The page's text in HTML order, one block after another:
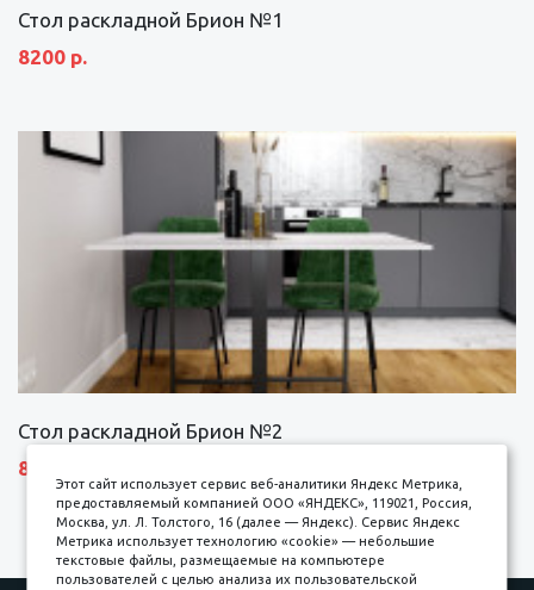
Стол раскладной Брион №1
8200 р.
Стол раскладной Брион №2
8690 р.
Этот сайт использует сервис веб-аналитики Яндекс Метрика,
предоставляемый компанией ООО «ЯНДЕКС», 119021, Россия,
Москва, ул. Л. Толстого, 16 (далее — Яндекс). Сервис Яндекс
Метрика использует технологию «cookie» — небольшие
текстовые файлы, размещаемые на компьютере
пользователей с целью анализа их пользовательской